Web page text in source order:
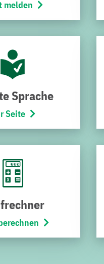
von
melden
Sprache
Seite